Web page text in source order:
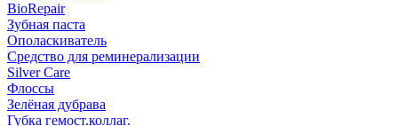
BioRepair
Зубная паста
Ополаскиватель
Средство для реминерализации
Silver Care
Флоссы
Зелёная дубрава
Губка гемост.коллаг.